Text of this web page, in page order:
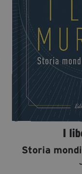
Chi Siamo
Civico Trame
#Trameascuola
Visioni Civiche
Mostra 3D -
Il Diritto di
Archivio Storico
Contatti
I
Storia